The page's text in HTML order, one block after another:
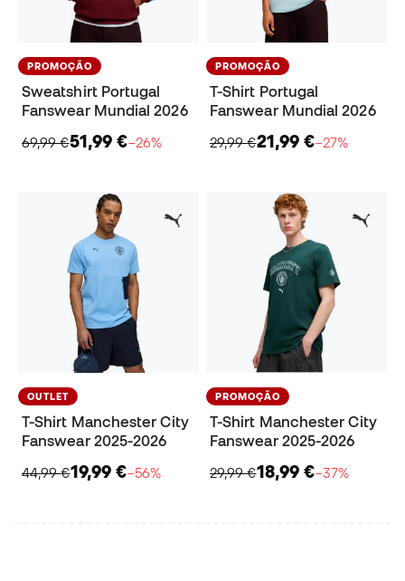
PROMOÇÃO
Sweatshirt Portugal
Fanswear Mundial 2026
69,99 €51,99 €−26%
PROMOÇÃO
T-Shirt Portugal
Fanswear Mundial 2026
29,99 €21,99 €−27%
OUTLET
T-Shirt Manchester City
Fanswear 2025-2026
44,99 €19,99 €−56%
PROMOÇÃO
T-Shirt Manchester City
Fanswear 2025-2026
29,99 €18,99 €−37%